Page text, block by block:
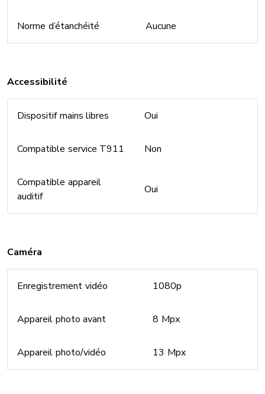
Norme d’étanchéité Aucune
Accessibilité
Dispositif mains libres Oui
Compatible service T911 Non
Compatible appareil
auditif
Oui
Caméra
Enregistrement vidéo 1080p
Appareil photo avant 8 Mpx
Appareil photo/vidéo 13 Mpx